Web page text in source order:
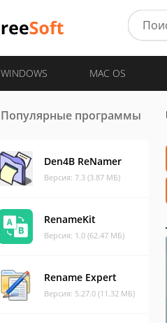
WINDOWS MAC OS
Популярные программы
Den4B ReNamer
Версия: 7.3 (3.87 МБ)
RenameKit
Версия: 1.0 (62.47 МБ)
Rename Expert
Версия: 5.27.0 (11.32 МБ)